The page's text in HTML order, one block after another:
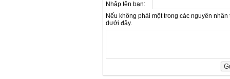
Nhập tên bạn:
Nếu không phải một trong các nguyên
dưới đây.